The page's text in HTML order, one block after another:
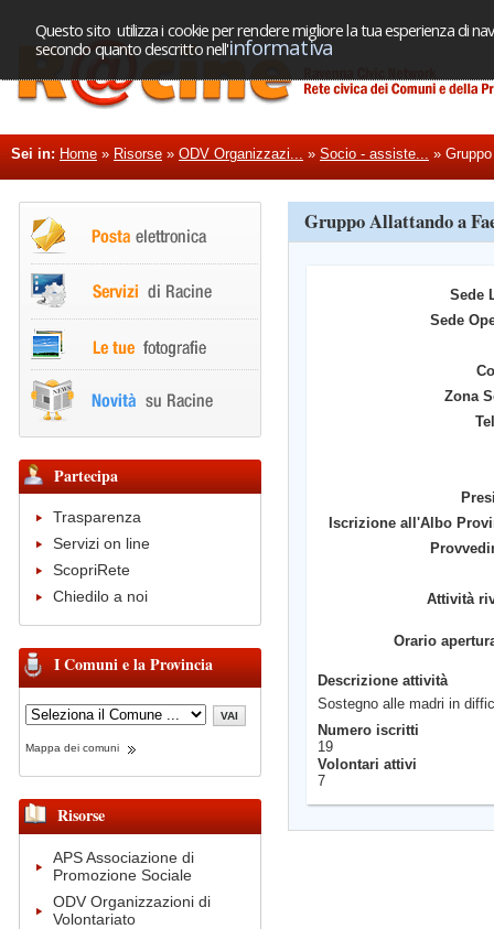
Questo sito utilizza i cookie per rendere migliore la tua esperienza di
secondo quanto descritto nell'informativa
Sei in: Home » Risorse » ODV Organizzazi... » Socio - assiste... »
Partecipa
Trasparenza
Servizi on line
ScopriRete
Chiedilo a noi
I Comuni e la Provincia
Mappa dei comuni
Risorse
APS Associazione di
Promozione Sociale
ODV Organizzazioni di
Volontariato
Gruppo Allattando a
Sede
Sede
Zona
Iscrizione all'Albo
Attività
Orario
Descrizione attività
Sostegno alle madri in
Numero iscritti
19
Volontari attivi
7